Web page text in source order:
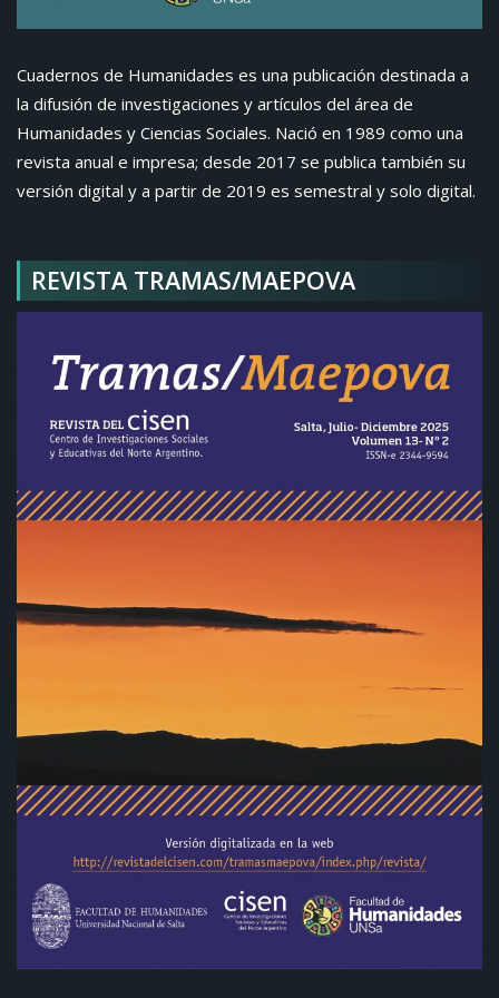
Cuadernos de Humanidades es una publicación destinada a
la difusión de investigaciones y artículos del área de
Humanidades y Ciencias Sociales. Nació en 1989 como una
revista anual e impresa; desde 2017 se publica también su
versión digital y a partir de 2019 es semestral y solo digital.
REVISTA TRAMAS/MAEPOVA